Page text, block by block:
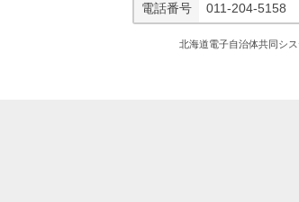
電話番号 011-204-5158
北海道電子自治体共同シ